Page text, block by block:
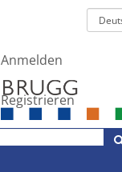
Anmelden
Registrieren